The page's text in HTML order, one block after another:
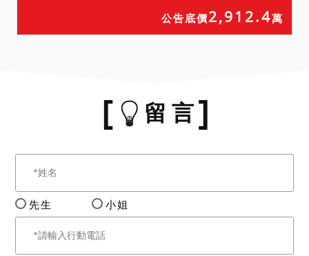
公告底價2,912.4萬
留 言
先生 小姐